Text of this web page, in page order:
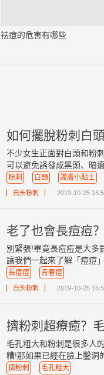
祛痘的危害有哪些
不少女生正面對白頭和粉
可以避免誘發成黑頭、暗
粉刺 白頭 護膚小貼士
白头粉刺 2019-10-25
老了也會長痘痘
別緊張!畢竟長痘痘是大多
讓我們一起來了解「痘痘
長痘痘 青春痘
白头粉刺 2019-10-25
擠粉刺超療癒？
毛孔粗大和粉刺是很多人
糟!那如果已經在臉上鑿洞
擠粉刺 毛孔粗大